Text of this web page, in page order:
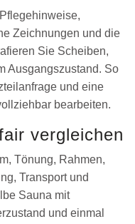
Zeichnungen und die
Sie Scheiben,
Ausgangszustand. So
und eine
bearbeiten.
vergleichen
Tönung, Rahmen,
Transport und
Sauna mit
und einmal